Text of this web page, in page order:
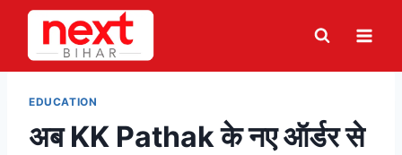
Skip
content
EDUCATION
अब KK Pathak के नए ऑर्डर से